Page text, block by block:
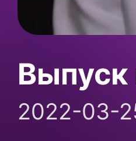
Выпуск
2022-03-